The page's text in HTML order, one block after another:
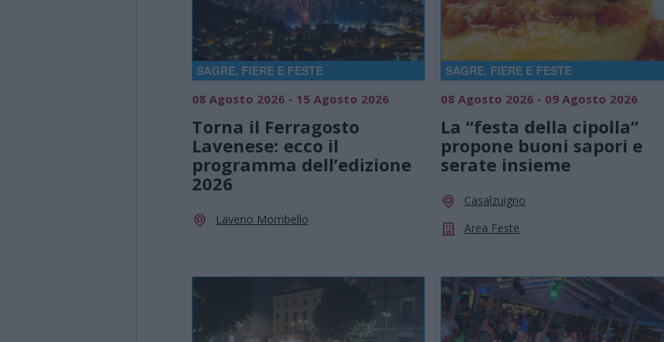
SAGRE, FIERE E FESTE
08 Agosto 2026 - 15 Agosto 2026
Torna il Ferragosto
Lavenese: ecco il
programma dell’edizione
2026
Laveno Mombello
SAGRE, FIERE E FESTE
08 Agosto 2026 - 09 Agosto 2026
La “festa della cipolla”
propone buoni sapori e
serate insieme
Casalzuigno
Area Feste